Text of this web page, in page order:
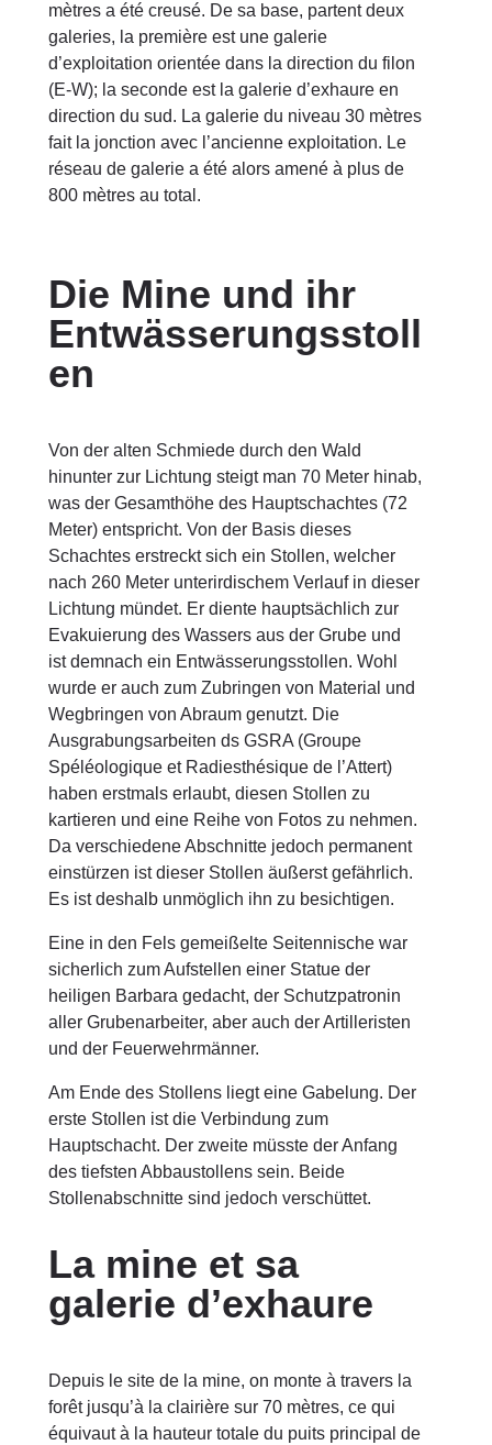
mètres a été creusé. De sa base, partent deux
galeries, la première est une galerie
d’exploitation orientée dans la direction du filon
(E-W); la seconde est la galerie d’exhaure en
direction du sud. La galerie du niveau 30 mètres
fait la jonction avec l’ancienne exploitation. Le
réseau de galerie a été alors amené à plus de
800 mètres au total.
Die Mine und ihr
Entwässerungsstoll
en
Von der alten Schmiede durch den Wald
hinunter zur Lichtung steigt man 70 Meter hinab,
was der Gesamthöhe des Hauptschachtes (72
Meter) entspricht. Von der Basis dieses
Schachtes erstreckt sich ein Stollen, welcher
nach 260 Meter unterirdischem Verlauf in dieser
Lichtung mündet. Er diente hauptsächlich zur
Evakuierung des Wassers aus der Grube und
ist demnach ein Entwässerungsstollen. Wohl
wurde er auch zum Zubringen von Material und
Wegbringen von Abraum genutzt. Die
Ausgrabungsarbeiten ds GSRA (Groupe
Spéléologique et Radiesthésique de l’Attert)
haben erstmals erlaubt, diesen Stollen zu
kartieren und eine Reihe von Fotos zu nehmen.
Da verschiedene Abschnitte jedoch permanent
einstürzen ist dieser Stollen äußerst gefährlich.
Es ist deshalb unmöglich ihn zu besichtigen.
Eine in den Fels gemeißelte Seitennische war
sicherlich zum Aufstellen einer Statue der
heiligen Barbara gedacht, der Schutzpatronin
aller Grubenarbeiter, aber auch der Artilleristen
und der Feuerwehrmänner.
Am Ende des Stollens liegt eine Gabelung. Der
erste Stollen ist die Verbindung zum
Hauptschacht. Der zweite müsste der Anfang
des tiefsten Abbaustollens sein. Beide
Stollenabschnitte sind jedoch verschüttet.
La mine et sa
galerie d’exhaure
Depuis le site de la mine, on monte à travers la
forêt jusqu’à la clairière sur 70 mètres, ce qui
équivaut à la hauteur totale du puits principal de